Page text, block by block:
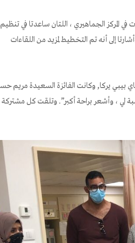
في المركز الجماهيري ، اللتان ساعدتا في تنظيم
إلى أنه تم التخطيط لمزيد من اللقاءات
بيبي يركا, وكانت الفائزة السعيدة مريم
لي ، وأشعر براحة أكبر”. وتلقت كل مشتركة